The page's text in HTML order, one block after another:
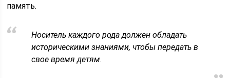
память.
Носитель каждого рода должен обладать
историческими знаниями, чтобы передать в
свое время детям.